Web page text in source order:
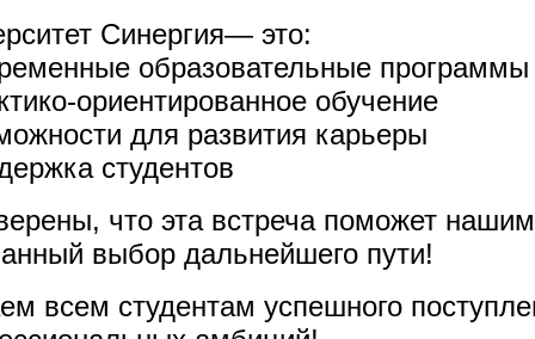
Синергия— это:
образовательные программы
ориентированное обучение
для развития карьеры
студентов
что эта встреча поможет
выбор дальнейшего пути!
всем студентам успешного